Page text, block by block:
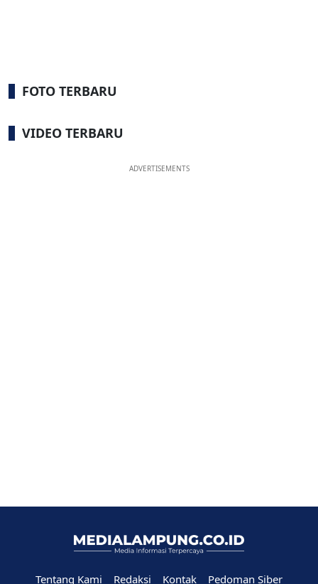
FOTO TERBARU
VIDEO TERBARU
ADVERTISEMENTS
Tentang Kami Redaksi Kontak Pedoman Siber